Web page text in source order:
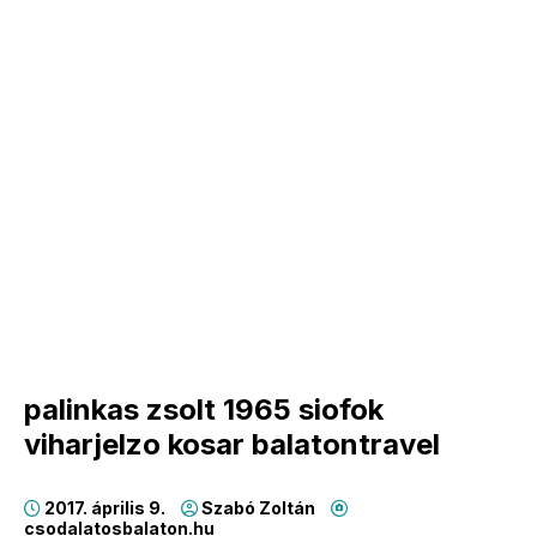
palinkas zsolt 1965 siofok
viharjelzo kosar balatontravel
2017. április 9.
Szabó Zoltán
csodalatosbalaton.hu